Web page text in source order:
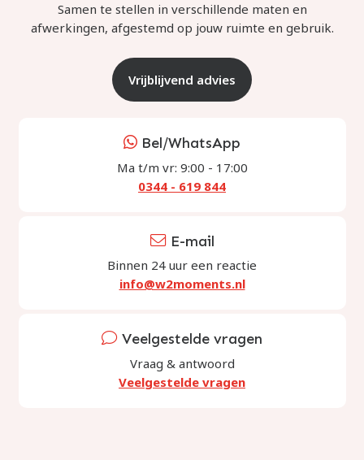
Samen te stellen in verschillende maten en
afwerkingen, afgestemd op jouw ruimte en gebruik.
Vrijblijvend advies
Bel/WhatsApp
Ma t/m vr: 9:00 - 17:00
0344 - 619 844
E-mail
Binnen 24 uur een reactie
info@w2moments.nl
Veelgestelde vragen
Vraag & antwoord
Veelgestelde vragen